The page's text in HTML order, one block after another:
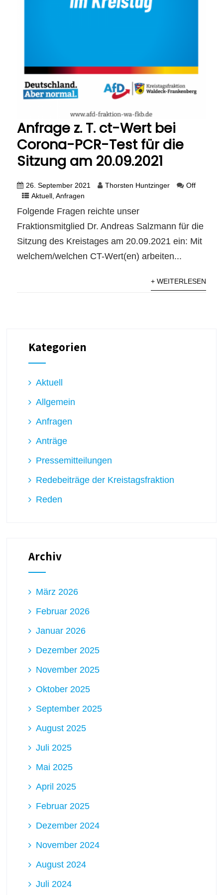
Anfrage z. T. ct-Wert bei
Corona-PCR-Test für die
Sitzung am 20.09.2021
26. September 2021 Thorsten Huntzinger
Off
Aktuell,Anfragen
Folgende Fragen reichte unser
Fraktionsmitglied Dr. Andreas Salzmann für die
Sitzung des Kreistages am 20.09.2021 ein: Mit
welchem/welchen CT-Wert(en) arbeiten...
+ WEITERLESEN
Kategorien
Aktuell
Allgemein
Anfragen
Anträge
Pressemitteilungen
Redebeiträge der Kreistagsfraktion
Reden
Archiv
März 2026
Februar 2026
Januar 2026
Dezember 2025
November 2025
Oktober 2025
September 2025
August 2025
Juli 2025
Mai 2025
April 2025
Februar 2025
Dezember 2024
November 2024
August 2024
Juli 2024